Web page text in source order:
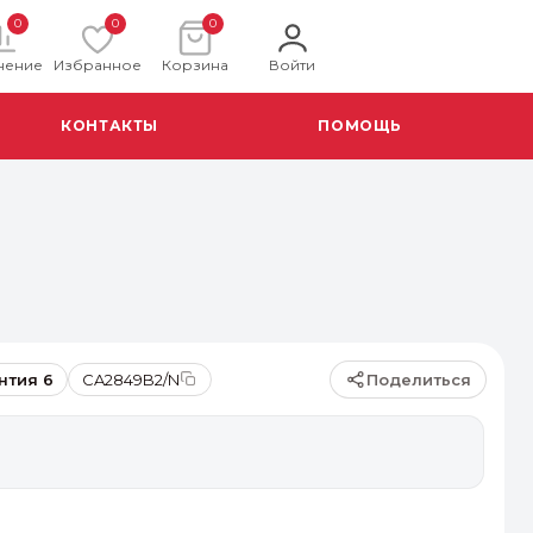
0 0
Избранное
0
Корзина Войти
КОНТАКТЫ ПОМОЩЬ
Поделиться
6 CA2849B2/N